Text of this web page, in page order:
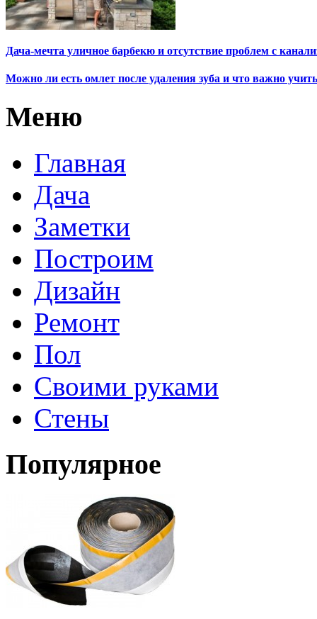
Дача-мечта уличное барбекю и отсутствие проблем с
Можно ли есть омлет после удаления зуба и что важно
Меню
Главная
Дача
Заметки
Построим
Дизайн
Ремонт
Пол
Своими руками
Стены
Популярное